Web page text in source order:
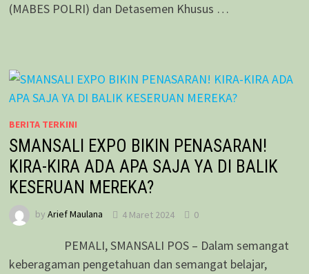
(MABES POLRI) dan Detasemen Khusus …
BERITA TERKINI
SMANSALI EXPO BIKIN PENASARAN!
KIRA-KIRA ADA APA SAJA YA DI BALIK
KESERUAN MEREKA?
by Arief Maulana 4 Maret 2024 0
PEMALI, SMANSALI POS – Dalam semangat
keberagaman pengetahuan dan semangat belajar,